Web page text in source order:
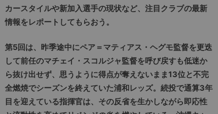
カースタイルや新加入選手の現状など、注目クラブの最新
情報をレポートしてもらおう。
第5回は、昨季途中にペア＝マティアス・ヘグモ監督を更迭
して前任のマチェイ・スコルジャ監督を呼び戻すも低迷か
ら抜け出せず、思うように得点が奪えないまま13位と不完
全燃焼でシーズンを終えていた浦和レッズ。続投で通算3年
目を迎えている指揮官は、その反省を生かしながら即応性